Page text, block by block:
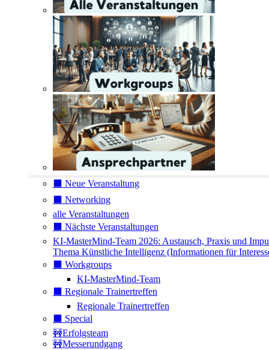
⬛️ Neue Veranstaltung
⬛️ Networking
alle Veranstaltungen
⬛️ Nächste Veranstaltungen
KI-MasterMind-Team 2026: Austausch, Praxis und
Thema Künstliche Intelligenz (Informationen für
⬛️ Workgroups
KI-MasterMind-Team
⬛️ Regionale Trainertreffen
Regionale Trainertreffen
⬛️ Special
🚧Erfolgsteam
🚧Messerundgang